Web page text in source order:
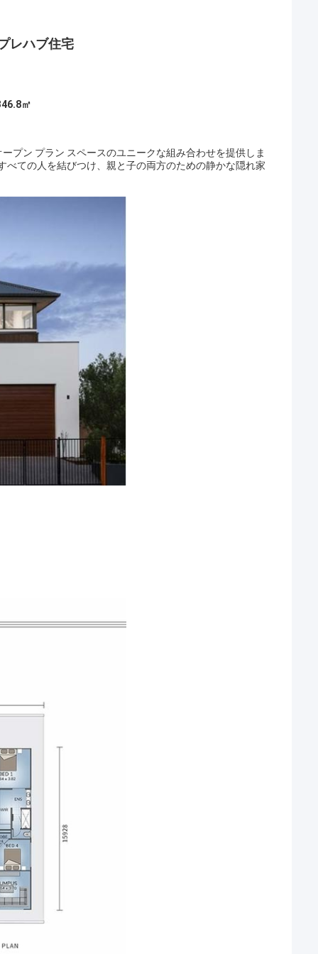
レハブ住宅
㎡
プン プラン スペースのユニークな組み合わせを提供しま
ての人を結びつけ、親と子の両方のための静かな隠れ家